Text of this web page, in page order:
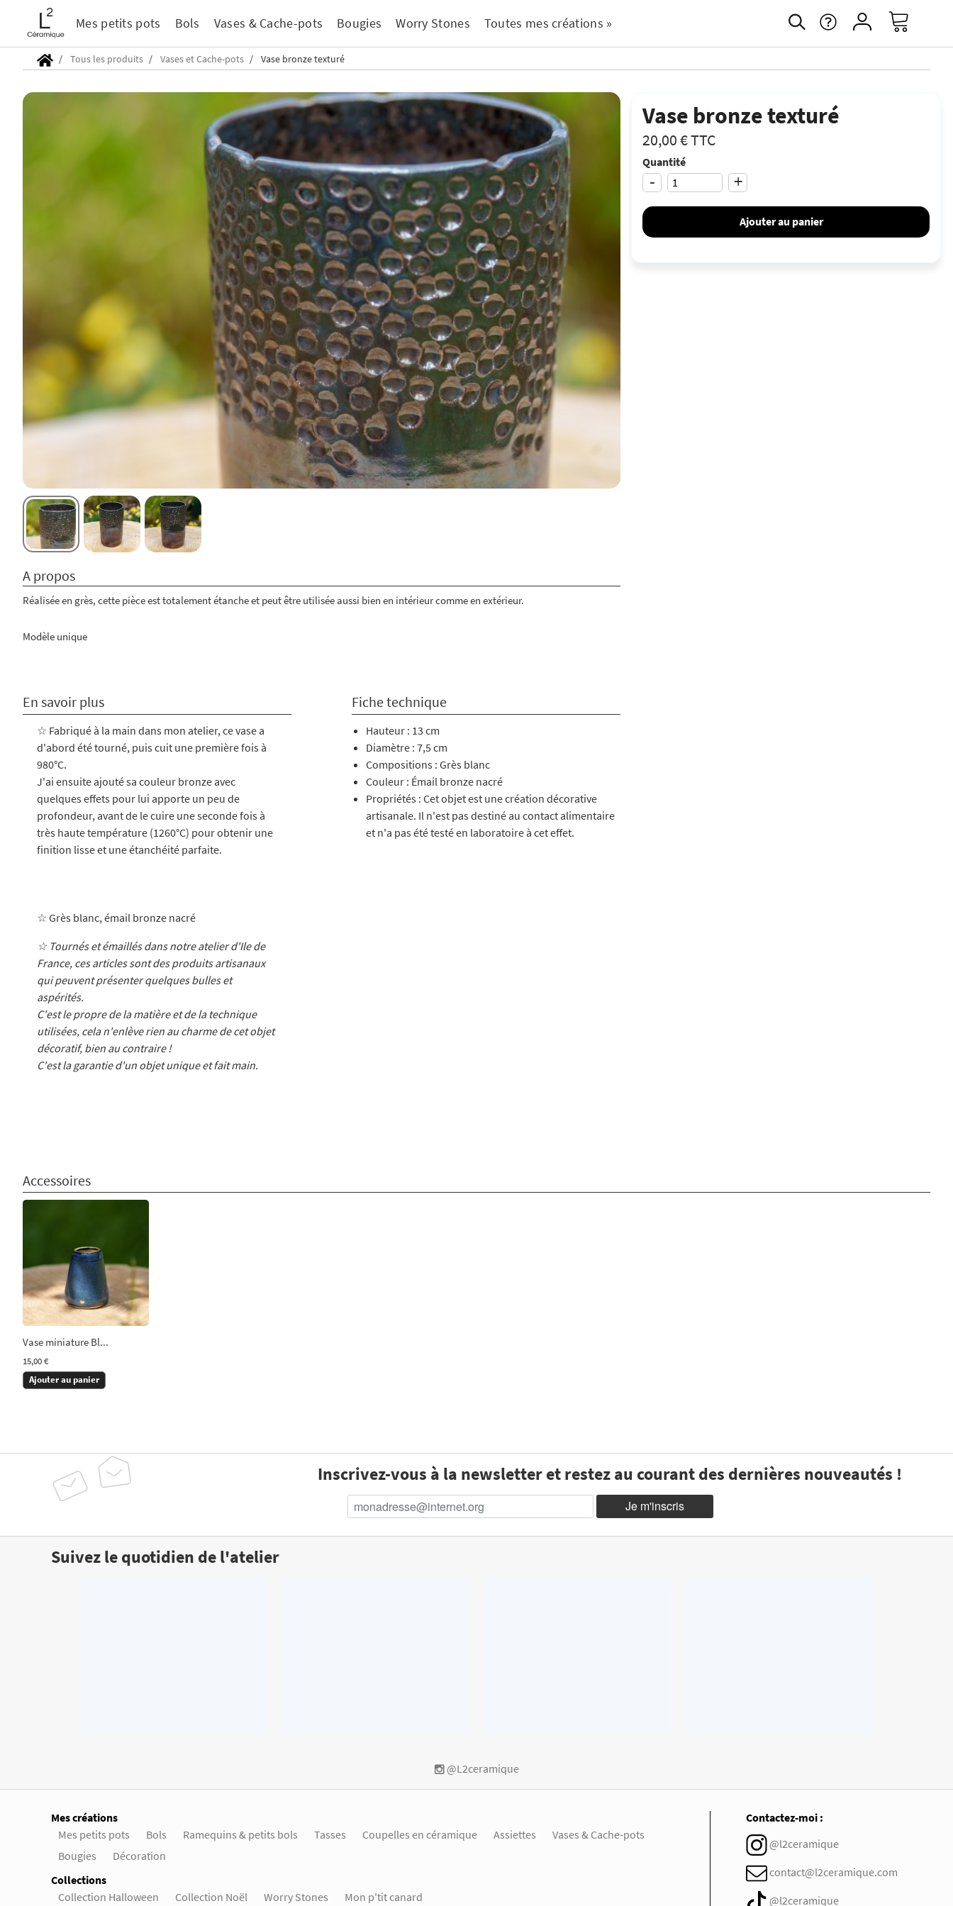
Mes petits pots Bols Vases & Cache-pots Bougies Worry Stones Toutes mes créations »
Tous les produits Vases et Cache-pots Vase bronze texturé
Vase bronze texturé
20,00 €TTC
Quantité
- +
Ajouter au panier
A propos
Réalisée en grès, cette pièce est totalement étanche et peut être utilisée aussi bien en intérieur comme en extérieur.
Modèle unique
En savoir plus
☆ Fabriqué à la main dans mon atelier, ce vase a
d'abord été tourné, puis cuit une première fois à
980°C.
J'ai ensuite ajouté sa couleur bronze avec
quelques effets pour lui apporte un peu de
profondeur, avant de le cuire une seconde fois à
très haute température (1260°C) pour obtenir une
finition lisse et une étanchéité parfaite.
☆ Grès blanc, émail bronze nacré
☆ Tournés et émaillés dans notre atelier d'Ile de
France, ces articles sont des produits artisanaux
qui peuvent présenter quelques bulles et
aspérités.
C'est le propre de la matière et de la technique
utilisées, cela n'enlève rien au charme de cet objet
décoratif, bien au contraire !
C'est la garantie d'un objet unique et fait main.
Fiche technique
Hauteur : 13 cm
Diamètre : 7,5 cm
Compositions : Grès blanc
Couleur : Émail bronze nacré
Propriétés : Cet objet est une création décorative
artisanale. Il n'est pas destiné au contact alimentaire
et n'a pas été testé en laboratoire à cet effet.
Accessoires
Vase miniature Bl...
15,00 €
Ajouter au panier
Inscrivez-vous à la newsletter et restez au courant des dernières nouveautés !
Suivez le quotidien de l'atelier
@L2ceramique
Mes créations
Mes petits pots
Bols Ramequins & petits bols Tasses Coupelles en céramique Assiettes
Vases & Cache-pots
Bougies
Décoration
Collections
Collection Halloween
Collection Noël Worry Stones Mon p'tit canard
Contactez-moi :
@l2ceramique
contact@l2ceramique.com
@l2ceramique